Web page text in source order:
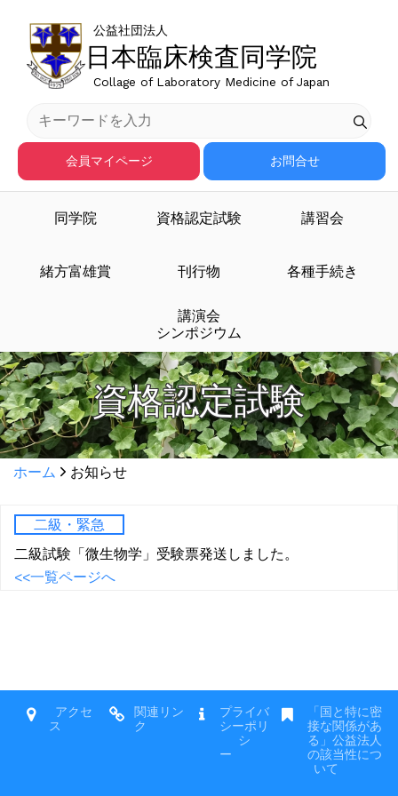
日本臨床検査同学院
公益社団法人
Collage of Laboratory Medicine of Japan
会員マイページ お問合せ
同学院 資格認定試験 講習会
緒方富雄賞 刊行物 各種手続き
講演会
シンポジウム
資格認定試験
ホーム お知らせ
二級・緊急
二級試験「微生物学」受験票発送しました。
<<一覧ページへ
アクセ
ス
関連リン
ク
プライバ
シーポリ
シ
ー
「国と特に密
接な関係があ
る」公益法人
の該当性につ
いて